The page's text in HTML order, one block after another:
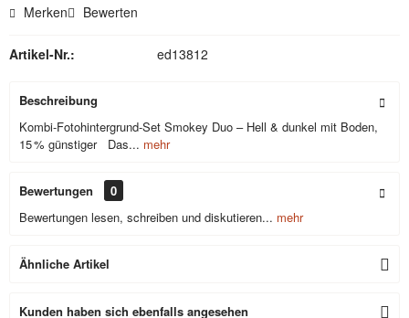
Merken Bewerten
Artikel-Nr.: ed13812
Beschreibung
Kombi-Fotohintergrund-Set Smokey Duo – Hell & dunkel mit Boden,
15 % günstiger Das... mehr
Bewertungen
0
Bewertungen lesen, schreiben und diskutieren... mehr
Ähnliche Artikel
Kunden haben sich ebenfalls angesehen